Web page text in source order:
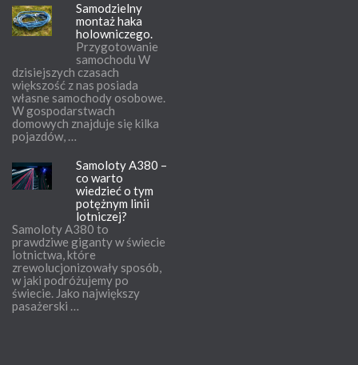
Samodzielny
montaż haka
holowniczego.
Przygotowanie
samochodu W
dzisiejszych czasach
większość z nas posiada
własne samochody osobowe.
W gospodarstwach
domowych znajduje się kilka
pojazdów, …
Samoloty A380 –
co warto
wiedzieć o tym
potężnym linii
lotniczej?
Samoloty A380 to
prawdziwe giganty w świecie
lotnictwa, które
zrewolucjonizowały sposób,
w jaki podróżujemy po
świecie. Jako największy
pasażerski …